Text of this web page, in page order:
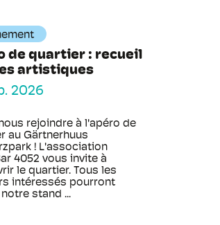
de quartier : recueil
artistiques
2026
rejoindre à l'apéro de
au Gärtnerhuus
! L'association
4052 vous invite à
le quartier. Tous les
intéressés pourront
stand ...